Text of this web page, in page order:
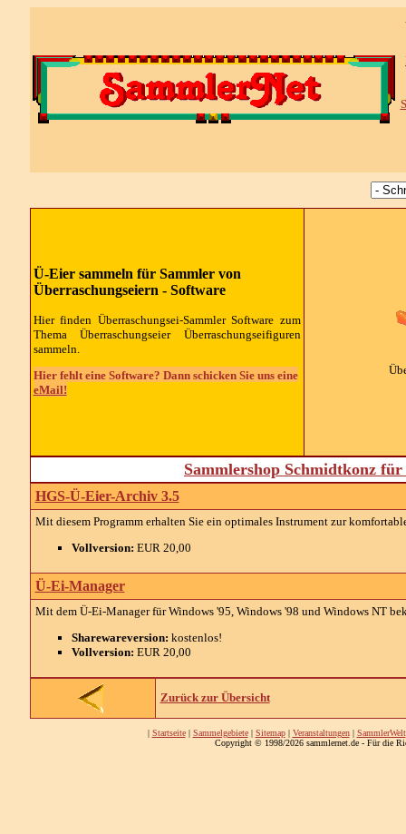
Ü-Eier sammeln für Sammler von
Überraschungseiern - Software
Hier finden Überraschungsei-Sammler Software zum
Thema Überraschungseier Überraschungseifiguren
sammeln.
Hier fehlt eine Software? Dann schicken Sie uns eine
eMail!
Sammlershop Schmidtkonz
HGS-Ü-Eier-Archiv 3.5
Mit diesem Programm erhalten Sie ein optimales Instrument zur
Vollversion: EUR 20,00
Ü-Ei-Manager
Mit dem Ü-Ei-Manager für Windows '95, Windows '98 und Windows NT
Sharewareversion: kostenlos!
Vollversion: EUR 20,00
Zurück zur Übersicht
| Startseite| Sammelgebiete| Sitemap| Veranstaltungen| SammlerWelt
Copyright © 1998/2026 sammlernet.de - Für die